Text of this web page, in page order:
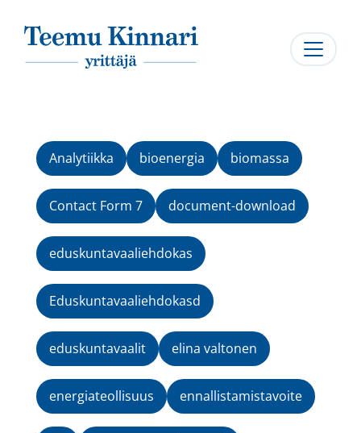
Päävalikko
Analytiikka bioenergia biomassa
Contact Form 7 document-download
eduskuntavaaliehdokas
Eduskuntavaaliehdokasd
eduskuntavaalit elina valtonen
energiateollisuus ennallistamistavoite